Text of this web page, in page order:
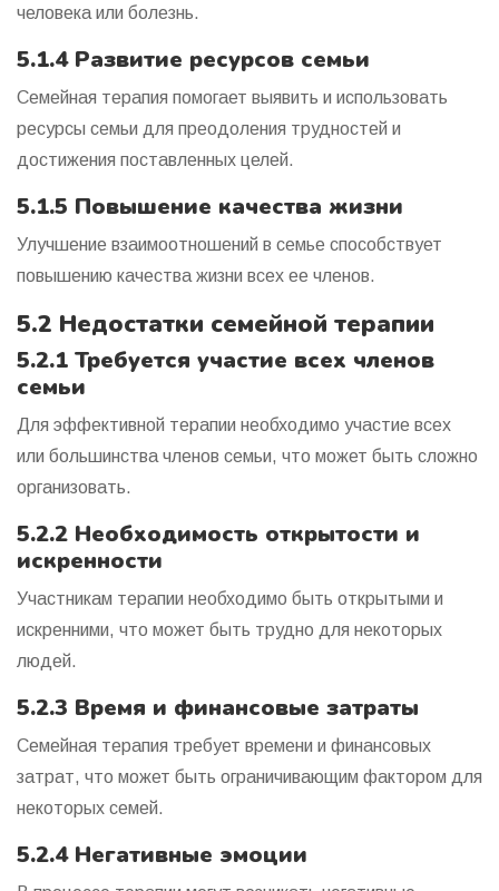
человека или болезнь.
5.1.4 Развитие ресурсов семьи
Семейная терапия помогает выявить и использовать
ресурсы семьи для преодоления трудностей и
достижения поставленных целей.
5.1.5 Повышение качества жизни
Улучшение взаимоотношений в семье способствует
повышению качества жизни всех ее членов.
5.2 Недостатки семейной терапии
5.2.1 Требуется участие всех членов
семьи
Для эффективной терапии необходимо участие всех
или большинства членов семьи, что может быть сложно
организовать.
5.2.2 Необходимость открытости и
искренности
Участникам терапии необходимо быть открытыми и
искренними, что может быть трудно для некоторых
людей.
5.2.3 Время и финансовые затраты
Семейная терапия требует времени и финансовых
затрат, что может быть ограничивающим фактором для
некоторых семей.
5.2.4 Негативные эмоции